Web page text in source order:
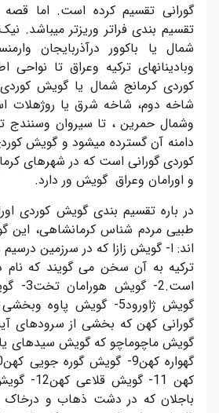
گورانی تقسیم کرده است. اما
تقسیم بندی فراتر وریزتر میباشد.
شمال یا باکوور درآذربایجان
وبادینانهای ترکیه وعراق تا نواحی
کوردی کرمانج شمال یا گویش
شاخه دوم، شاخه شرق یا روژهلات
وشمال حمرین ، تا سیروان وسنندج
دامنه آن گسترده میشود و گویش
کوردی گورانی است که در شهرهای
و اورامان وعراق گویش ور دارد.
در باره تقسیم بندی گویش کوردی
طبیی مردم شناس کرمانشاهی، این
اند: ا- گویش زازا که در سرزمین درسیم
ترکیه به آن سخن می گویند که
باجلان که در دشت ذهاب و درخاک